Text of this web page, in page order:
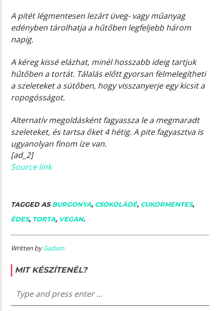
A pitét légmentesen lezárt üveg- vagy műanyag
edényben tárolhatja a hűtőben legfeljebb három
napig.
A kéreg kissé elázhat, minél hosszabb ideig tartjuk
hűtőben a tortát. Tálalás előtt gyorsan felmelegítheti
a szeleteket a sütőben, hogy visszanyerje egy kicsit a
ropogósságot.
Alternatív megoldásként fagyassza le a megmaradt
szeleteket, és tartsa őket 4 hétig. A pite fagyasztva is
ugyanolyan finom íze van.
[ad_2]
Source link
TAGGED ASBURGONYA, CSOKOLÁDÉ, CUKORMENTES,
ÉDES, TORTA, VEGÁN.
Written byGadam
MIT KÉSZÍTENÉL?